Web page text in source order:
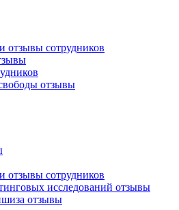
отзывы сотрудников
отзывы
отзывы сотрудников
исследований отзывы
отзывы